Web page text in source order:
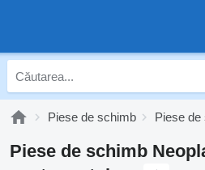
Piese de schimb Piese de
Piese de schimb